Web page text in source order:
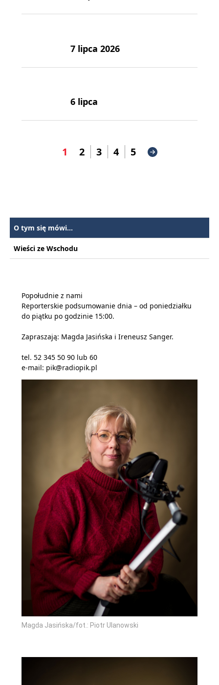
7 lipca 2026
6 lipca
1 2 3 4 5
O tym się mówi...
Wieści ze Wschodu
Popołudnie z nami
Reporterskie podsumowanie dnia – od poniedziałku
do piątku po godzinie 15:00.
Zapraszają: Magda Jasińska i Ireneusz Sanger.
tel. 52 345 50 90 lub 60
e-mail: pik@radiopik.pl
Magda Jasińska/fot.: Piotr Ulanowski